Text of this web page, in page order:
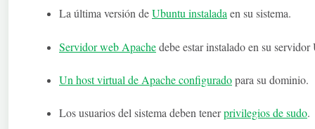
La última versión deUbuntu instaladaen su sistema.
Servidor web Apachedebe estar instalado en su
Un host virtual de Apache configuradopara su dominio.
Los usuarios del sistema deben tenerprivilegios de sudo.